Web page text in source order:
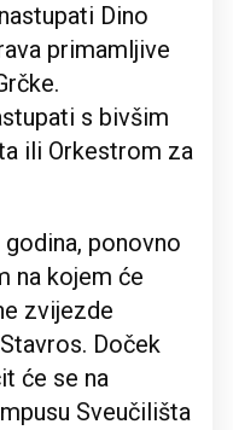
Dino
primamljive
s bivšim
ili Orkestrom za
ponovno
na kojem će
zvijezde
Doček
će se na
Sveučilišta